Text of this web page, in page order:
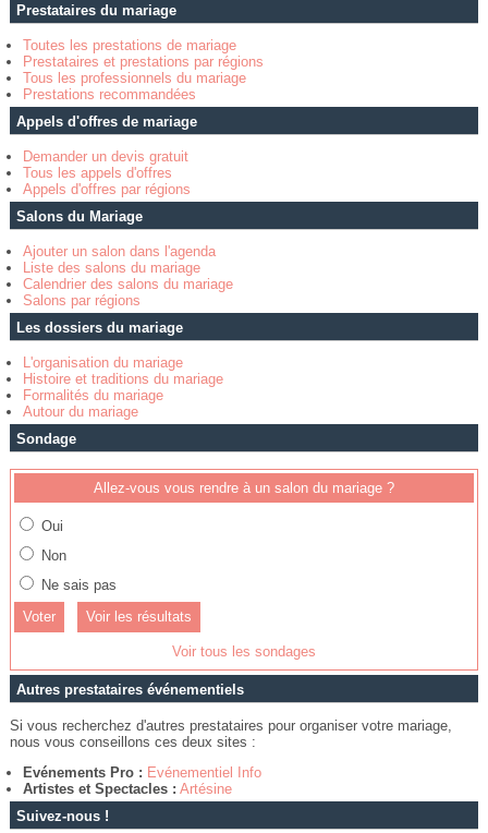
Prestataires du mariage
Toutes les prestations de mariage
Prestataires et prestations par régions
Tous les professionnels du mariage
Prestations recommandées
Appels d'offres de mariage
Demander un devis gratuit
Tous les appels d'offres
Appels d'offres par régions
Salons du Mariage
Ajouter un salon dans l'agenda
Liste des salons du mariage
Calendrier des salons du mariage
Salons par régions
Les dossiers du mariage
L'organisation du mariage
Histoire et traditions du mariage
Formalités du mariage
Autour du mariage
Sondage
Allez-vous vous rendre à un salon du mariage ?
Oui
Non
Ne sais pas
Voir les résultats
Voir tous les sondages
Autres prestataires événementiels
Si vous recherchez d'autres prestataires pour organiser votre mariage,
nous vous conseillons ces deux sites :
Evénements Pro : Evénementiel Info
Artistes et Spectacles : Artésine
Suivez-nous !